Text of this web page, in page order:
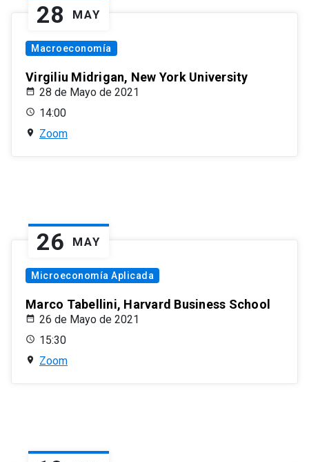
28 MAY
Macroeconomía
Virgiliu Midrigan, New York University
28 de Mayo de 2021
14:00
Zoom
26 MAY
Microeconomía Aplicada
Marco Tabellini, Harvard Business School
26 de Mayo de 2021
15:30
Zoom